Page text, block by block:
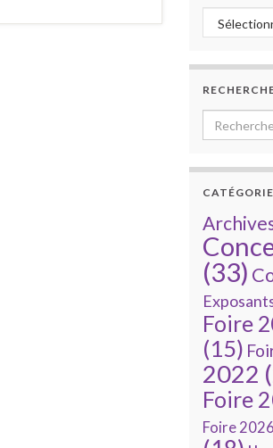
Catégories
Search for:
(33)
Foire
(15)
2022
Foire
Foire 2026